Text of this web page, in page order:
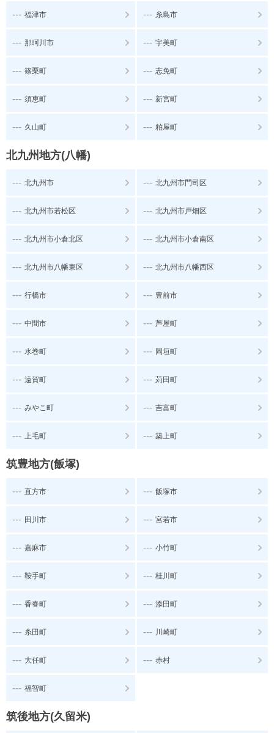
--- 福津市 --- 糸島市
--- 那珂川市 --- 宇美町
--- 篠栗町 --- 志免町
--- 須恵町 --- 新宮町
--- 久山町 --- 粕屋町
北九州地方(八幡)
--- 北九州市 --- 北九州市門司区
--- 北九州市若松区 --- 北九州市戸畑区
--- 北九州市小倉北区 --- 北九州市小倉南区
--- 北九州市八幡東区 --- 北九州市八幡西区
--- 行橋市 --- 豊前市
--- 中間市 --- 芦屋町
--- 水巻町 --- 岡垣町
--- 遠賀町 --- 苅田町
--- みやこ町 --- 吉富町
--- 上毛町 --- 築上町
筑豊地方(飯塚)
--- 直方市 --- 飯塚市
--- 田川市 --- 宮若市
--- 嘉麻市 --- 小竹町
--- 鞍手町 --- 桂川町
--- 香春町 --- 添田町
--- 糸田町 --- 川崎町
--- 大任町 --- 赤村
--- 福智町
筑後地方(久留米)